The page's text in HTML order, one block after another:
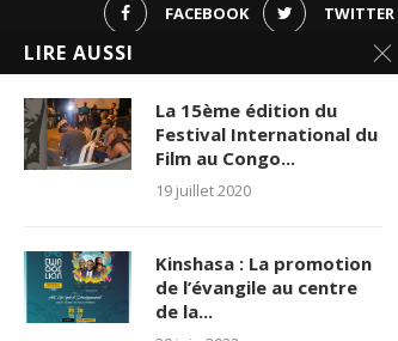
FACEBOOK TWITTER
INSTAGRAM
PINTEREST
YOUTUBE
LES VISITES
LIRE AUSSI
La 15ème édition du
Festival International du
Film au Congo...
19 juillet 2020
Kinshasa : La promotion
de l’évangile au centre
de la...